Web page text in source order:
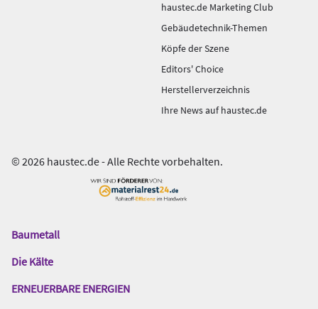
haustec.de Marketing Club
Gebäudetechnik-Themen
Köpfe der Szene
Editors' Choice
Herstellerverzeichnis
Ihre News auf haustec.de
© 2026 haustec.de - Alle Rechte vorbehalten.
Das
Gentner
Baumetall
Die Kälte
ERNEUERBARE ENERGIEN